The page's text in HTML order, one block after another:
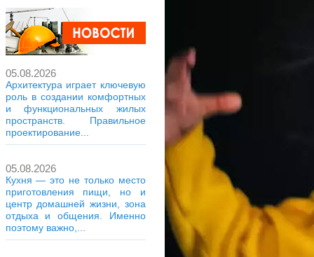
05.08.2026
Архитектура играет ключевую
роль в создании комфортных
и функциональных жилых
пространств. Правильное
проектирование...
05.08.2026
Кухня — это не только место
приготовления пищи, но и
центр домашней жизни, зона
отдыха и общения. Именно
поэтому важно,...